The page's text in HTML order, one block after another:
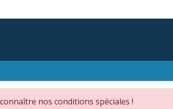
nos conditions spéciales !